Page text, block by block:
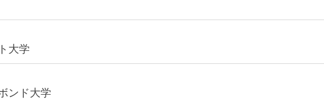
大学
ンド大学